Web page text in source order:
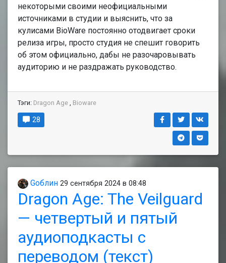
некоторыми своими неофициальными
источниками в студии и выяснить, что за
кулисами BioWare постоянно отодвигает сроки
релиза игры, просто студия не спешит говорить
об этом официально, дабы не разочаровывать
аудиторию и не раздражать руководство.
Тэги: Dragon Age , Bioware
28
Gоблин 29 сентября 2024 в 08:48
Dragon Age: The Veilguard
— четвертый и пятый
аудиоподкасты с
переводом (текст)